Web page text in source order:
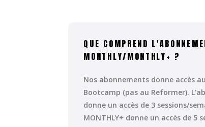
QUE COMPREND
MONTHLY/MONTHLY+ ?
Nos abonnements donne accès
Bootcamp (pas au Reformer).
donne un accès de 3 sessions/
MONTHLY+ donne un accès de 5